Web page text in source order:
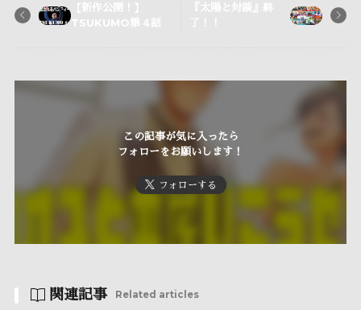
【新作公開！】
TSUKUMO第４話
『太陽と対談』終
了！！
この記事が気に入ったら
フォローをお願いします！
フォローする
関連記事 Related articles